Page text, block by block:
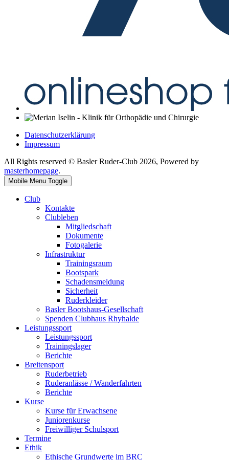
Datenschutzerklärung
Impressum
All Rights reserved © Basler Ruder-Club 2026, Powered by
masterhomepage.
Mobile Menu Toggle
Club
Kontakte
Clubleben
Mitgliedschaft
Dokumente
Fotogalerie
Infrastruktur
Trainingsraum
Bootspark
Schadensmeldung
Sicherheit
Ruderkleider
Basler Bootshaus-Gesellschaft
Spenden Clubhaus Rhyhalde
Leistungssport
Leistungssport
Trainingslager
Berichte
Breitensport
Ruderbetrieb
Ruderanlässe / Wanderfahrten
Berichte
Kurse
Kurse für Erwachsene
Juniorenkurse
Freiwilliger Schulsport
Termine
Ethik
Ethische Grundwerte im BRC